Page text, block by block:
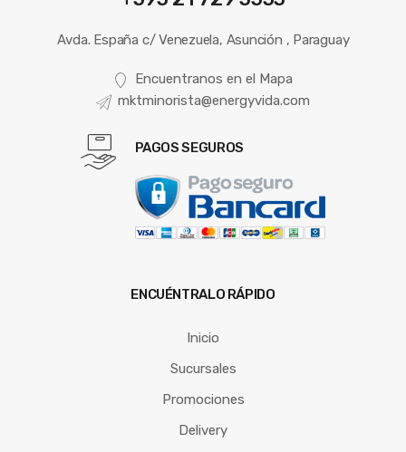
Avda. España c/ Venezuela, Asunción , Paraguay
Encuentranos en el Mapa
mktminorista@energyvida.com
PAGOS SEGUROS
ENCUÉNTRALO RÁPIDO
Inicio
Sucursales
Promociones
Delivery